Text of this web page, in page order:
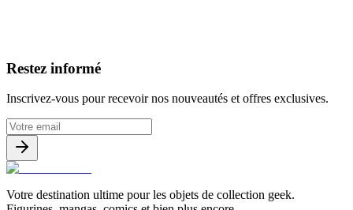
Restez informé
Inscrivez-vous pour recevoir nos nouveautés et offres exclusives.
Votre destination ultime pour les objets de collection geek.